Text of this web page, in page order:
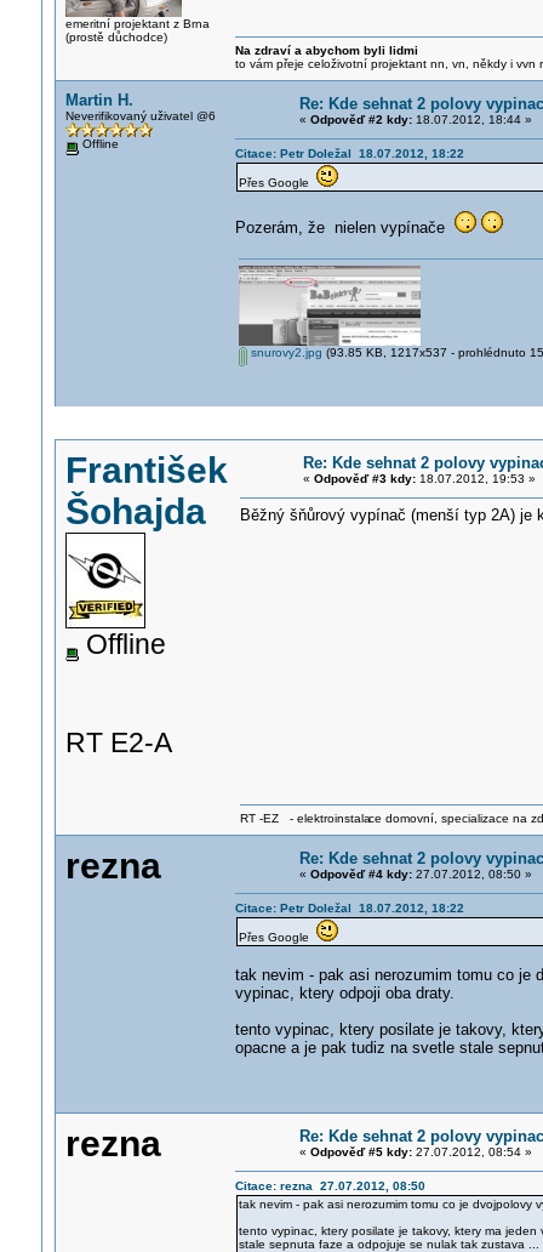
emeritní projektant z Brna
(prostě důchodce)
Na zdraví a abychom byli lidmi
to vám přeje celoživotní projektant nn, vn, někdy i vvn
Martin H.
Neverifikovaný uživatel @6
Offline
Re: Kde sehnat 2 polovy
« Odpověď #2 kdy:18.07.2012, 18:44 »
Citace: Petr Doležal 18.07.2012, 18:22
Přes Google
Pozerám, že nielen vypínače
snurovy2.jpg (93.85 KB, 1217x537 - prohlédnuto
František
Šohajda
Offline
RT E2-A
Re: Kde sehnat 2 polovy
« Odpověď #3 kdy:18.07.2012, 19:53 »
Běžný šňůrový vypínač (menší typ 2A) je
RT -EZ - elektroinstalace domovní, specializace na
rezna Re: Kde sehnat 2 polovy
« Odpověď #4 kdy:27.07.2012, 08:50 »
Citace: Petr Doležal 18.07.2012, 18:22
Přes Google
tak nevim - pak asi nerozumim tomu co je
vypinac, ktery odpoji oba draty.
tento vypinac, ktery posilate je takovy,
opacne a je pak tudiz na svetle stale
rezna Re: Kde sehnat 2 polovy
« Odpověď #5 kdy:27.07.2012, 08:54 »
Citace: rezna 27.07.2012, 08:50
tak nevim - pak asi nerozumim tomu co je dvojpolovy
tento vypinac, ktery posilate je takovy, ktery ma
stale sepnuta faze a odpojuje se nulak tak zustava ...